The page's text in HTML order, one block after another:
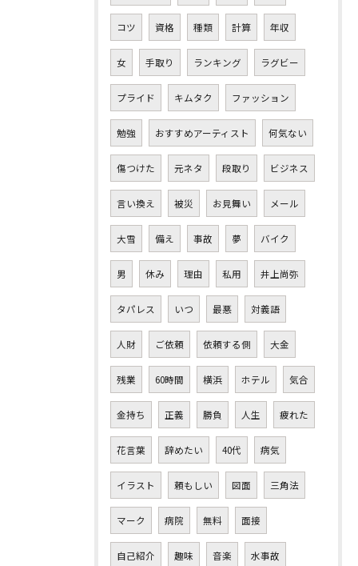
コツ 資格 種類 計算 年収
女 手取り ランキング ラグビー
プライド キムタク ファッション
勉強 おすすめアーティスト 何気ない
傷つけた 元ネタ 段取り ビジネス
言い換え 被災 お見舞い メール
大雪 備え 事故 夢 バイク
男 休み 理由 私用 井上尚弥
タパレス いつ 最悪 対義語
人財 ご依頼 依頼する側 大金
残業 60時間 横浜 ホテル 気合
金持ち 正義 勝負 人生 疲れた
花言葉 辞めたい 40代 病気
イラスト 頼もしい 図面 三角法
マーク 病院 無料 面接
自己紹介 趣味 音楽 水事故